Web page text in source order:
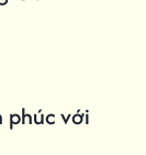
phúc với